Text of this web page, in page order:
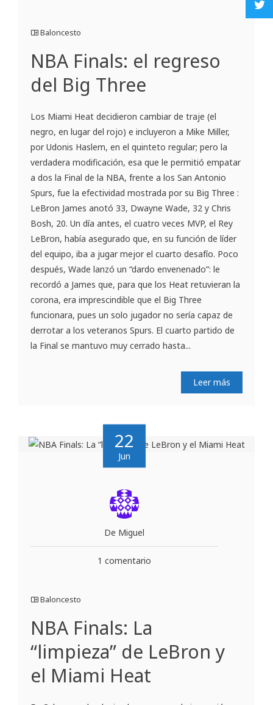
Baloncesto
NBA Finals: el regreso
del Big Three
Los Miami Heat decidieron cambiar de traje (el
negro, en lugar del rojo) e incluyeron a Mike Miller,
por Udonis Haslem, en el quinteto regular; pero la
verdadera modificación, esa que le permitió empatar
a dos la Final de la NBA, frente a los San Antonio
Spurs, fue la efectividad mostrada por su Big Three :
LeBron James anotó 33, Dwayne Wade, 32 y Chris
Bosh, 20. Un día antes, el cuatro veces MVP, el Rey
LeBron, había asegurado que, en su función de líder
del equipo, iba a jugar mejor el cuarto desafío. Poco
después, Wade lanzó un “dardo envenenado”: le
recordó a James que, para que los Heat retuvieran la
corona, era imprescindible que el Big Three
funcionara, pues un solo jugador no sería capaz de
derrotar a los veteranos Spurs. El cuarto partido de
la Final se mantuvo muy cerrado hasta...
Leer más
22
Jun
De Miguel
1 comentario
Baloncesto
NBA Finals: La
“limpieza” de LeBron y
el Miami Heat